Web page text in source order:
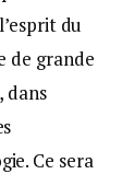
du
de grande
dans
Ce sera